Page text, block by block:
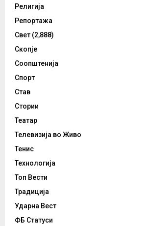
Религија
Репортажа
Свет (2,888)
Скопје
Соопштенија
Спорт
Став
Стории
Театар
Телевизија во Живо
Тенис
Технологија
Топ Вести
Традиција
Ударна Вест
ФБ Статуси